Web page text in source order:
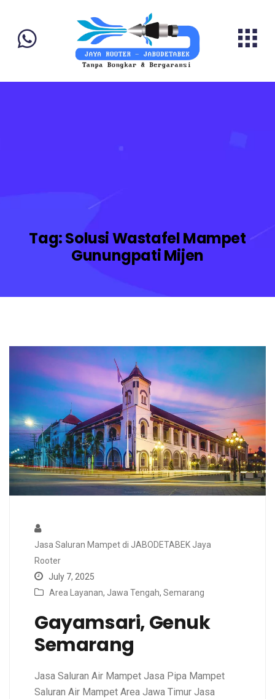
Tag:Solusi Wastafel Mampet
Gunungpati Mijen
Jasa Saluran Mampet di JABODETABEK Jaya
Rooter
July 7, 2025
Area Layanan, Jawa Tengah, Semarang
Gayamsari, Genuk
Semarang
Jasa Saluran Air Mampet Jasa Pipa Mampet
Saluran Air Mampet Area Jawa Timur Jasa